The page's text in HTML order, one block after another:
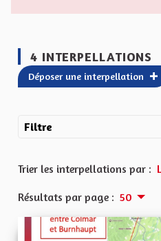
4 INTERPELLATIONS
Déposer une interpellation
Filtre
Trier les interpellations par :
Résultats par page : 50